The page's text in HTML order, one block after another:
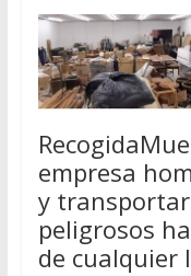
empresa
y
peligrosos
de cualquier